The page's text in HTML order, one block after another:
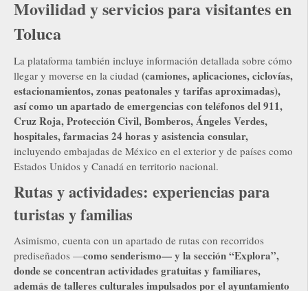
Movilidad y servicios para visitantes en
Toluca
La plataforma también incluye información detallada sobre cómo
llegar y moverse en la ciudad (camiones, aplicaciones, ciclovías,
estacionamientos, zonas peatonales y tarifas aproximadas),
así como un apartado de emergencias con teléfonos del 911,
Cruz Roja, Protección Civil, Bomberos, Ángeles Verdes,
hospitales, farmacias 24 horas y asistencia consular,
incluyendo embajadas de México en el exterior y de países como
Estados Unidos y Canadá en territorio nacional.
Rutas y actividades: experiencias para
turistas y familias
Asimismo, cuenta con un apartado de rutas con recorridos
prediseñados —como senderismo— y la sección “Explora”,
donde se concentran actividades gratuitas y familiares,
además de talleres culturales impulsados por el ayuntamiento